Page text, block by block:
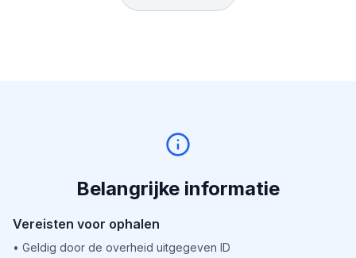
Belangrijke informatie
Vereisten voor ophalen
• Geldig door de overheid uitgegeven ID